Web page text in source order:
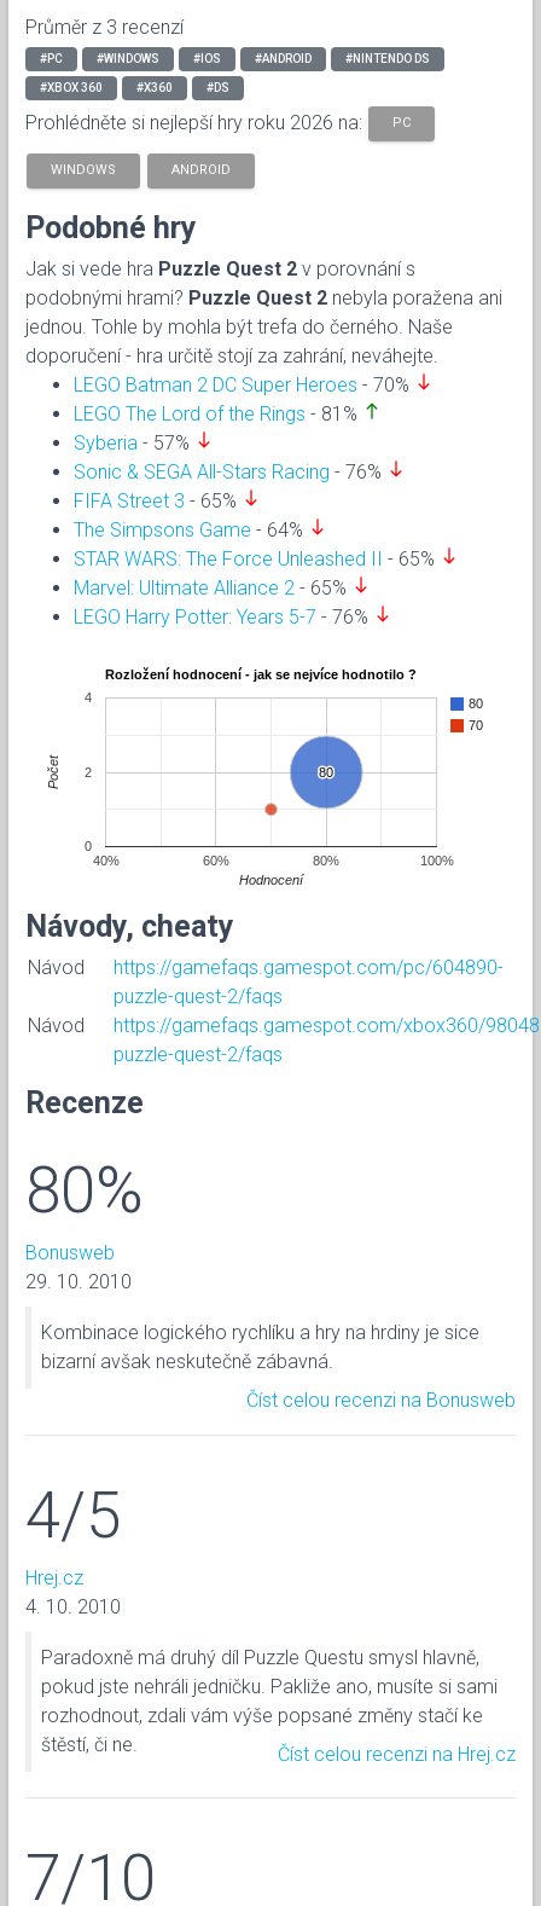
Průměr z 3 recenzí
#PC #WINDOWS #IOS #ANDROID #NINTENDO DS
#XBOX 360 #X360 #DS
Prohlédněte si nejlepší hry roku 2026 na: PC
WINDOWS ANDROID
Podobné hry
Jak si vede hra Puzzle Quest 2 v porovnání s
podobnými hrami? Puzzle Quest 2 nebyla poražena ani
jednou. Tohle by mohla být trefa do černého. Naše
doporučení - hra určitě stojí za zahrání, neváhejte.
LEGO Batman 2 DC Super Heroes - 70% south
LEGO The Lord of the Rings - 81% north
Syberia - 57% south
Sonic & SEGA All-Stars Racing - 76% south
FIFA Street 3 - 65% south
The Simpsons Game - 64% south
STAR WARS: The Force Unleashed II - 65% south
Marvel: Ultimate Alliance 2 - 65% south
LEGO Harry Potter: Years 5-7 - 76% south
Rozložení hodnocení - jak se nejvíce hodnotilo ?
80
70
80
80
40% 60% 80% 100%
0
2
4
Hodnocení
Počet
Návody, cheaty
Návod
https://gamefaqs.gamespot.com/pc/604890-
puzzle-quest-2/faqs
Návod
https://gamefaqs.gamespot.com/xbox360/
puzzle-quest-2/faqs
Recenze
80%
Bonusweb
29. 10. 2010
Kombinace logického rychlíku a hry na hrdiny je sice
bizarní avšak neskutečně zábavná.
Číst celou recenzi na Bonusweb
4/5
Hrej.cz
4. 10. 2010
Paradoxně má druhý díl Puzzle Questu smysl hlavně,
pokud jste nehráli jedničku. Pakliže ano, musíte si sami
rozhodnout, zdali vám výše popsané změny stačí ke
štěstí, či ne.
Číst celou recenzi na Hrej.cz
7/10